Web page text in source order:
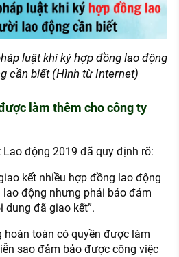
luật khi ký hợp đồng lao động
cần biết (Hình từ Internet)
làm thêm cho công ty
động 2019 đã quy định rõ:
kết nhiều hợp đồng lao động
động nhưng phải bảo đảm
đã giao kết”.
hoàn toàn có quyền được làm
sao đảm bảo được công việc